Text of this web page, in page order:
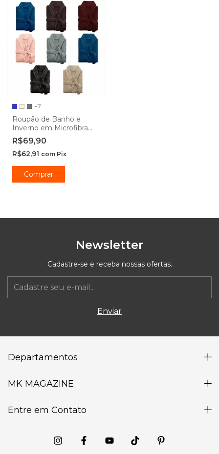
+7
Roupão de Banho e
Inverno em Microfibra
Unissex Camesa
R$69,90
R$62,91 com Pix
Comprar
Newsletter
Cadastre-se e receba nossas ofertas.
Departamentos
MK MAGAZINE
Entre em Contato